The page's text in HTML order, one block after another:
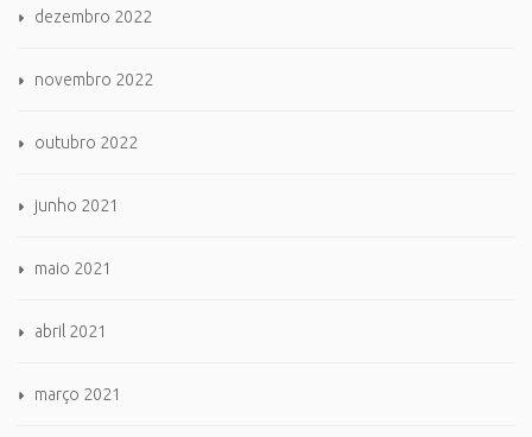
dezembro 2022
novembro 2022
outubro 2022
junho 2021
maio 2021
abril 2021
março 2021